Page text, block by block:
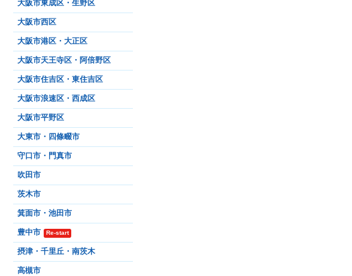
大阪市東成区・生野区
大阪市西区
大阪市港区・大正区
大阪市天王寺区・阿倍野区
大阪市住吉区・東住吉区
大阪市浪速区・西成区
大阪市平野区
大東市・四條畷市
守口市・門真市
吹田市
茨木市
箕面市・池田市
豊中市 Re-start
摂津・千里丘・南茨木
高槻市